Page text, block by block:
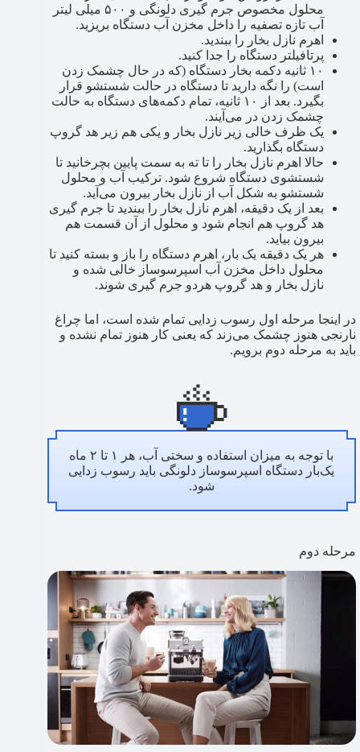
محلول مخصوص جرم گیری دلونگی و ۵۰۰ میلی لیتر
آب تازه تصفیه را داخل مخزن آب دستگاه بریزید.
اهرم نازل بخار را ببندید.
پرتافیلتر دستگاه را جدا کنید.
۱۰ ثانیه دکمه بخار دستگاه (که در حال چشمک زدن
است) را نگه دارید تا دستگاه در حالت شستشو قرار
بگیرد. بعد از ۱۰ ثانیه، تمام دکمه‌های دستگاه به حالت
چشمک زدن در می‌آیند.
یک ظرف خالی زیر نازل بخار و یکی هم زیر هد گروپ
دستگاه بگذارید.
حالا اهرم نازل بخار را تا ته به سمت پایین بچرخانید تا
شستشوی دستگاه شروع شود. ترکیب آب و محلول
شستشو به شکل آب از نازل بخار بیرون می‌آید.
بعد از یک دقیقه، اهرم نازل بخار را ببندید تا جرم گیری
هد گروپ هم انجام شود و محلول از آن قسمت هم
بیرون بیاید.
هر یک دقیقه یک بار، اهرم دستگاه را باز و بسته کنید تا
محلول داخل مخزن آب اسپرسوساز خالی شده و
نازل بخار و هد گروپ هردو جرم گیری شوند.
در اینجا مرحله اول رسوب زدایی تمام شده است، اما چراغ
نارنجی هنوز چشمک می‌زند که یعنی کار هنوز تمام نشده و
باید به مرحله دوم برویم.
با توجه به میزان استفاده و سختی آب، هر ۱ تا ۲ ماه
یک‌بار دستگاه اسپرسوساز دلونگی باید رسوب‌ زدایی
شود.
مرحله دوم